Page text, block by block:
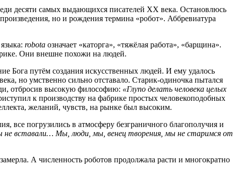
десяти самых выдающихся писателей ХХ века. Остановлюсь
но и рождения термина «робот». Аббревиатура
robota означает «каторга», «тяжёлая работа», «барщина».
Они внешне похожи на людей.
Бога путём создания искусственных людей. И ему удалось
но умственно сильно отставало. Старик-одиночка пытался
отбросив высокую философию: «Глупо делать человека целых
к производству на фабрике простых человекоподобных
желаний, чувств, на рынке был высоким.
все погрузились в атмосферу безграничного благополучия и
не вставали… Мы, люди, мы, венец творения, мы не старимся от
А численность роботов продолжала расти и многократно